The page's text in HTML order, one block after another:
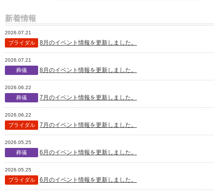
新着情報
2026.07.21
ブライダル 8月のイベント情報を更新しました。
2026.07.21
葬儀 8月のイベント情報を更新しました。
2026.06.22
葬儀 7月のイベント情報を更新しました。
2026.06.22
ブライダル 7月のイベント情報を更新しました。
2026.05.25
葬儀 6月のイベント情報を更新しました。
2026.05.25
ブライダル 6月のイベント情報を更新しました。